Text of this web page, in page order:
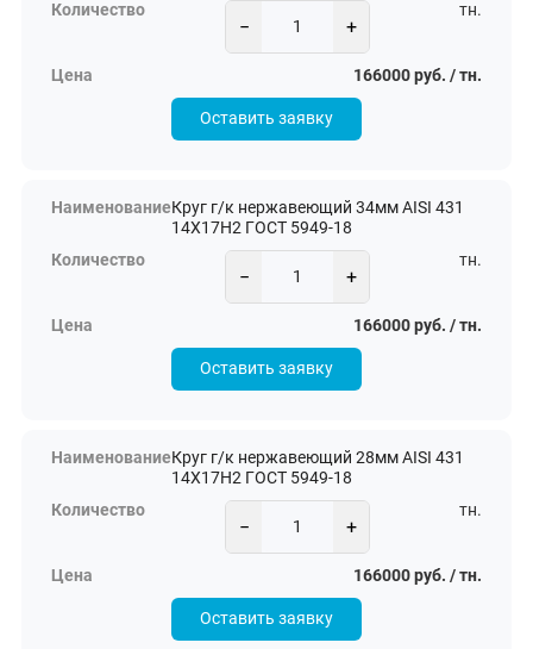
− +
тн.
166000 руб. / тн.
Оставить заявку
Круг г/к нержавеющий 34мм AISI 431
14Х17Н2 ГОСТ 5949-18
− +
тн.
166000 руб. / тн.
Оставить заявку
Круг г/к нержавеющий 28мм AISI 431
14Х17Н2 ГОСТ 5949-18
− +
тн.
166000 руб. / тн.
Оставить заявку